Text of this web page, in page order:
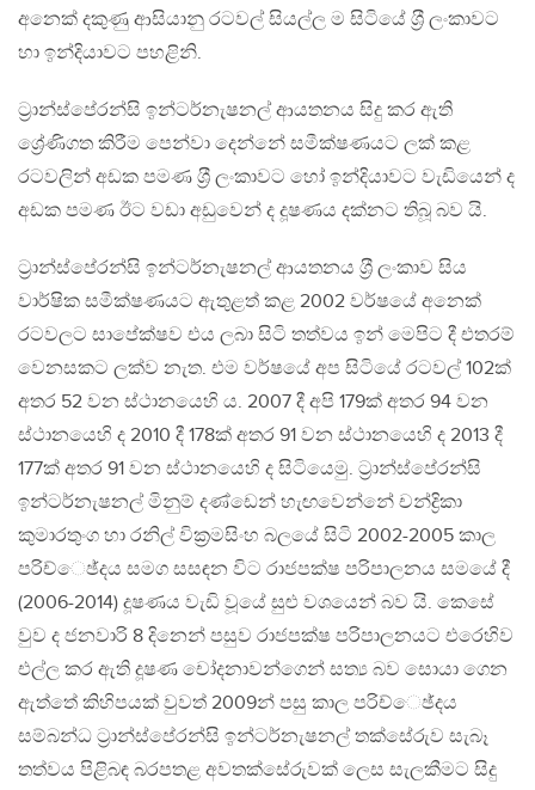
අනෙක් දකුණු ආසියානු රටවල් සියල්ල ම සිටියේ ශ‍්‍රී ලංකාවට
හා ඉන්දියාවට පහළිනි.
ට‍්‍රාන්ස්පේරන්සි ඉන්ටර්නැෂනල් ආයතනය සිදු කර ඇති
ශ්‍රේණිගත කිරීම පෙන්වා දෙන්නේ සමීක්ෂණයට ලක් කළ
රටවලින් අඩක පමණ ශ‍්‍රී ලංකාවට හෝ ඉන්දියාවට වැඩියෙන් ද
අඩක පමණ ඊට වඩා අඩුවෙන් ද දූෂණය දක්නට තිබූ බව යි.
ට‍්‍රාන්ස්පේරන්සි ඉන්ටර්නැෂනල් ආයතනය ශ‍්‍රී ලංකාව සිය
වාර්ෂික සමීක්ෂණයට ඇතුළත් කළ 2002 වර්ෂයේ අනෙක්
රටවලට සාපේක්ෂව එය ලබා සිටි තත්වය ඉන් මෙපිට දී එතරම්
වෙනසකට ලක්ව නැත. එම වර්ෂයේ අප සිටියේ රටවල් 102ක්
අතර 52 වන ස්ථානයෙහි ය. 2007 දී අපි 179ක් අතර 94 වන
ස්ථානයෙහි ද 2010 දී 178ක් අතර 91 වන ස්ථානයෙහි ද 2013 දී
177ක් අතර 91 වන ස්ථානයෙහි ද සිටියෙමු. ට‍්‍රාන්ස්පේරන්සි
ඉන්ටර්නැෂනල් මිනුම් දණ්ඩෙන් හැඟවෙන්නේ චන්ද්‍රිකා
කුමාරතුංග හා රනිල් වික‍්‍රමසිංහ බලයේ සිටි 2002-2005 කාල
පරිච්ෙඡ්දය සමග සසඳන විට රාජපක්ෂ පරිපාලනය සමයේ දී
(2006-2014) දූෂණය වැඩි වූයේ සුළු වශයෙන් බව යි. කෙසේ
වුව ද ජනවාරි 8 දිනෙන් පසුව රාජපක්ෂ පරිපාලනයට එරෙහිව
එල්ල කර ඇති දූෂණ චෝදනාවන්ගෙන් සත්‍ය බව සොයා ගෙන
ඇත්තේ කිහිපයක් වුවත් 2009න් පසු කාල පරිච්ෙඡ්දය
සම්බන්ධ ට‍්‍රාන්ස්පේරන්සි ඉන්ටර්නැෂනල් තක්සේරුව සැබෑ
තත්වය පිළිබඳ බරපතළ අවතක්සේරුවක් ලෙස සැලකීමට සිදු